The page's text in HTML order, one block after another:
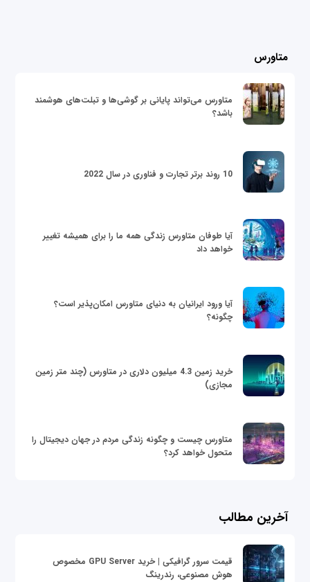
متاورس
متاورس می‌تواند پایانی بر گوشی‌ها و تبلت‌های هوشمند
باشد؟
10 روند برتر تجارت و فناوری در سال 2022
آیا طوفان متاورس زندگی همه ما را برای همیشه تغییر
خواهد داد
آیا ورود ایرانیان به دنیای متاورس امکان‌پذیر است؟
چگونه؟
خرید زمین 4.3 میلیون دلاری در متاورس (چند متر زمین
مجازی)
متاورس چیست و چگونه زندگی مردم در جهان دیجیتال را
متحول خواهد کرد؟
آخرین مطالب
قیمت سرور گرافیکی | خرید GPU Server مخصوص
هوش مصنوعی، رندرینگ